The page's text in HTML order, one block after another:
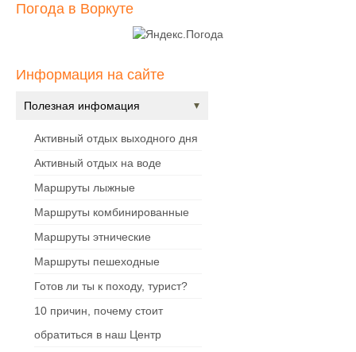
Погода в Воркуте
Информация на сайте
Полезная инфомация
Активный отдых выходного дня
Активный отдых на воде
Маршруты лыжные
Маршруты комбинированные
Маршруты этнические
Маршруты пешеходные
Готов ли ты к походу, турист?
10 причин, почему стоит
обратиться в наш Центр